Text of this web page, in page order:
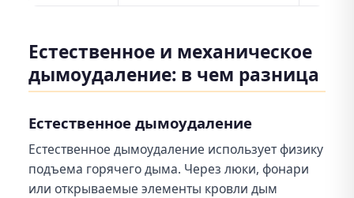
Естественное и механическое
дымоудаление: в чем разница
Естественное дымоудаление
Естественное дымоудаление использует физику
подъема горячего дыма. Через люки, фонари
или открываемые элементы кровли дым